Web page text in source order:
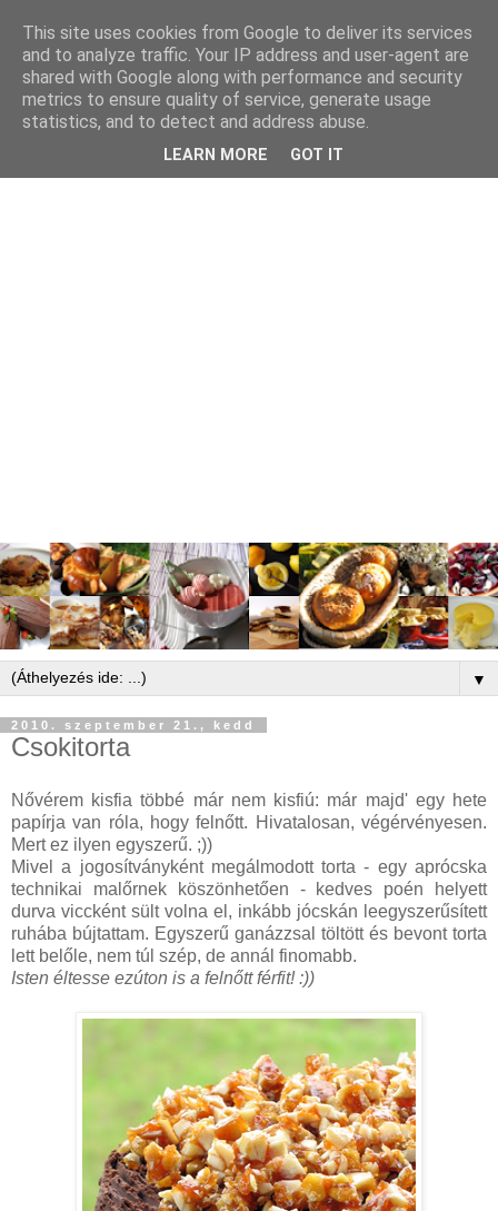
▼
2010. szeptember 21., kedd
Csokitorta
Nővérem kisfia többé már nem kisfiú: már majd' egy hete
papírja van róla, hogy felnőtt. Hivatalosan, végérvényesen.
Mert ez ilyen egyszerű. ;))
Mivel a jogosítványként megálmodott torta - egy aprócska
technikai malőrnek köszönhetően - kedves poén helyett
durva viccként sült volna el, inkább jócskán leegyszerűsített
ruhába bújtattam. Egyszerű ganázzsal töltött és bevont torta
lett belőle, nem túl szép, de annál finomabb.
Isten éltesse ezúton is a felnőtt férfit! :))
This site uses cookies from Google to deliver its services
and to analyze traffic. Your IP address and user-agent are
shared with Google along with performance and security
metrics to ensure quality of service, generate usage
statistics, and to detect and address abuse.
LEARN MORE GOT IT